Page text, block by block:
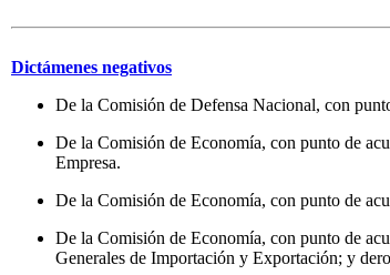
Dictámenes negativos
De la Comisión de Defensa Nacional, con
De la Comisión de Economía, con punto de
Empresa.
De la Comisión de Economía, con punto de
De la Comisión de Economía, con punto de
Generales de Importación y Exportación; y